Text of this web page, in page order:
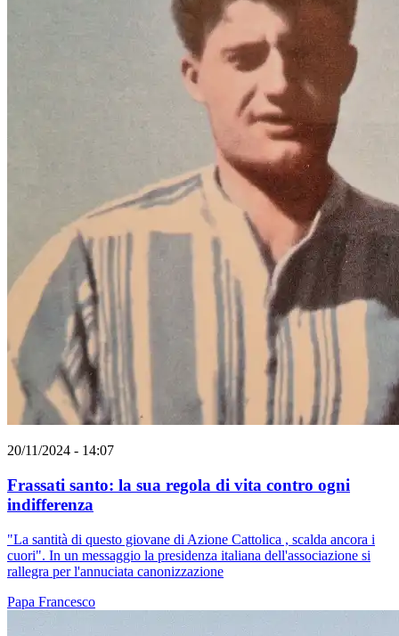
20/11/2024 - 14:07
Frassati santo: la sua regola di vita contro ogni
indifferenza
"La santità di questo giovane di Azione Cattolica , scalda ancora i
cuori". In un messaggio la presidenza italiana dell'associazione si
rallegra per l'annuciata canonizzazione
Papa Francesco